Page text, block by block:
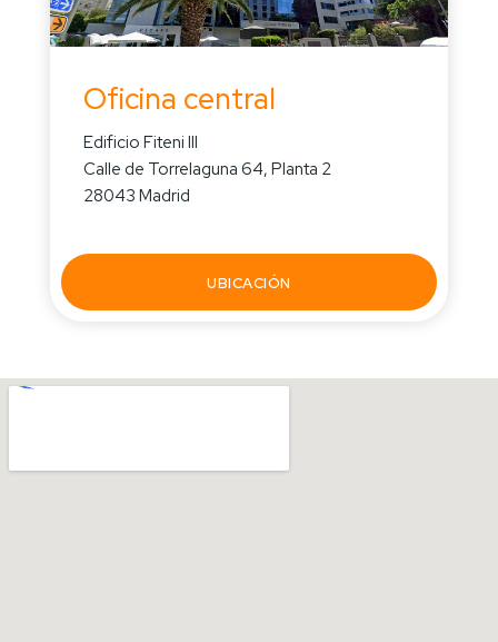
Oficina central
Edificio Fiteni III
Calle de Torrelaguna 64, Planta 2
28043 Madrid
UBICACIÓN